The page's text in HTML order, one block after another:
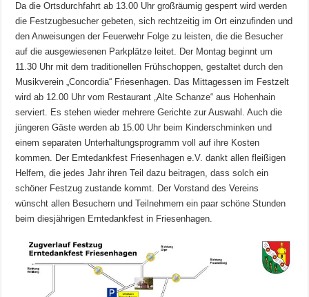
Da die Ortsdurchfahrt ab 13.00 Uhr großräumig gesperrt wird werden
die Festzugbesucher gebeten, sich rechtzeitig im Ort einzufinden und
den Anweisungen der Feuerwehr Folge zu leisten, die die Besucher
auf die ausgewiesenen Parkplätze leitet. Der Montag beginnt um
11.30 Uhr mit dem traditionellen Frühschoppen, gestaltet durch den
Musikverein „Concordia“ Friesenhagen. Das Mittagessen im Festzelt
wird ab 12.00 Uhr vom Restaurant „Alte Schanze“ aus Hohenhain
serviert. Es stehen wieder mehrere Gerichte zur Auswahl. Auch die
jüngeren Gäste werden ab 15.00 Uhr beim Kinderschminken und
einem separaten Unterhaltungsprogramm voll auf ihre Kosten
kommen. Der Erntedankfest Friesenhagen e.V. dankt allen fleißigen
Helfern, die jedes Jahr ihren Teil dazu beitragen, dass solch ein
schöner Festzug zustande kommt. Der Vorstand des Vereins
wünscht allen Besuchern und Teilnehmern ein paar schöne Stunden
beim diesjährigen Erntedankfest in Friesenhagen.